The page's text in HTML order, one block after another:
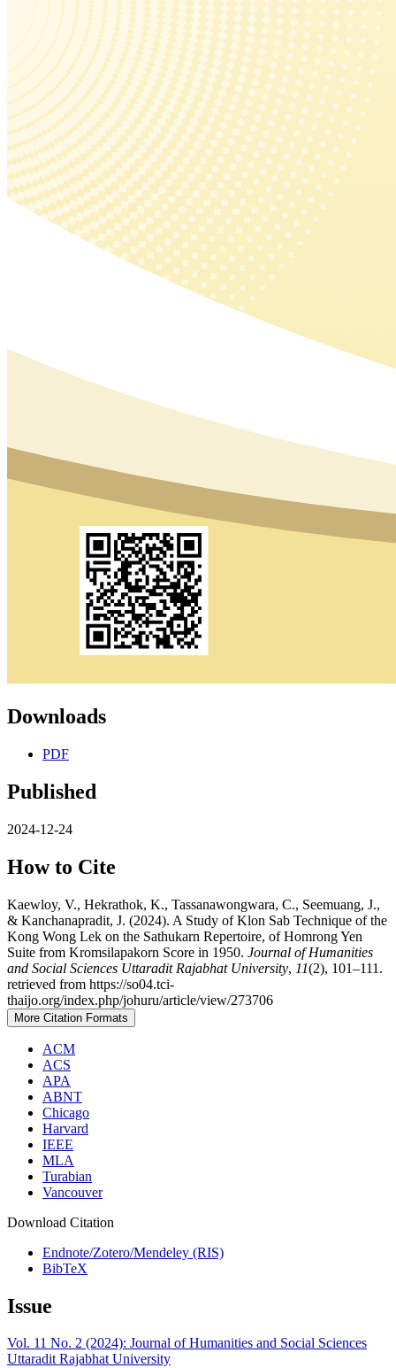
Downloads
PDF
Published
2024-12-24
How to Cite
Kaewloy, V., Hekrathok, K., Tassanawongwara, C., Seemuang, J.,
& Kanchanapradit, J. (2024). A Study of Klon Sab Technique of the
Kong Wong Lek on the Sathukarn Repertoire, of Homrong Yen
Suite from Kromsilapakorn Score in 1950. Journal of Humanities
and Social Sciences Uttaradit Rajabhat University, 11(2), 101–111.
retrieved from https://so04.tci-
thaijo.org/index.php/johuru/article/view/273706
More Citation Formats
ACM
ACS
APA
ABNT
Chicago
Harvard
IEEE
MLA
Turabian
Vancouver
Download Citation
Endnote/Zotero/Mendeley (RIS)
BibTeX
Issue
Vol. 11 No. 2 (2024): Journal of Humanities and Social Sciences
Uttaradit Rajabhat University